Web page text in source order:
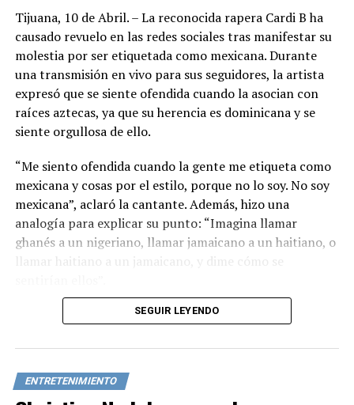
Tijuana, 10 de Abril. – La reconocida rapera Cardi B ha
causado revuelo en las redes sociales tras manifestar su
molestia por ser etiquetada como mexicana. Durante
una transmisión en vivo para sus seguidores, la artista
expresó que se siente ofendida cuando la asocian con
raíces aztecas, ya que su herencia es dominicana y se
siente orgullosa de ello.
“Me siento ofendida cuando la gente me etiqueta como
mexicana y cosas por el estilo, porque no lo soy. No soy
mexicana”, aclaró la cantante. Además, hizo una
analogía para explicar su punto: “Imagina llamar
ghanés a un nigeriano, llamar jamaicano a un haitiano, o
llamar haitiano a un jamaicano, y dime cómo se
Cardi B enfatizó que continuará defendiendo su
incorrectamente, ya que no permitirá que borren su
identidad.
SEGUIR LEYENDO
ENTRETENIMIENTO